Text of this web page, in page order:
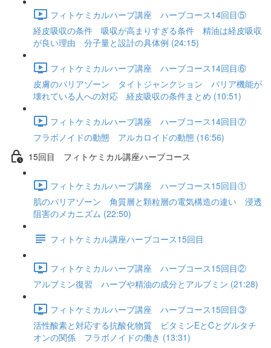
フィトケミカルハーブ講座 ハーブコース14回目⑤
経皮吸収の条件 吸収が高まりすぎる条件 精油は経皮吸収
が良い理由 分子量と設計の具体例 (24:15)
フィトケミカルハーブ講座 ハーブコース14回目⑥
皮膚のバリアゾーン タイトジャンクション バリア機能が
壊れている人への対応 経皮吸収の条件まとめ (10:51)
フィトケミカルハーブ講座 ハーブコース14回目⑦
フラボノイドの動態 アルカロイドの動態 (16:56)
15回目 フィトケミカル講座ハーブコース
フィトケミカルハーブ講座 ハーブコース15回目①
肌のバリアゾーン 角質層と顆粒層の電気構造の違い 浸透
阻害のメカニズム (22:50)
フィトケミカル講座ハーブコース15回目
フィトケミカルハーブ講座 ハーブコース15回目②
アルブミン復習 ハーブや精油の成分とアルブミン (21:28)
フィトケミカルハーブ講座 ハーブコース15回目③
活性酸素と対応する抗酸化物質 ビタミンEとCとグルタチ
オンの関係 フラボノイドの働き (13:31)